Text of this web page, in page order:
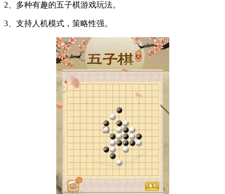
2、多种有趣的五子棋游戏玩法。
3、支持人机模式，策略性强。